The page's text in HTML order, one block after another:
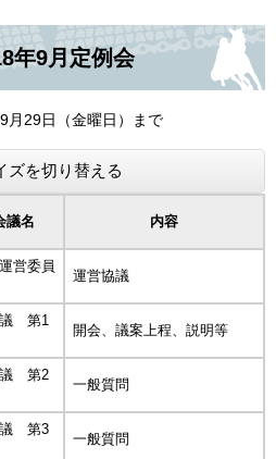
年9月定例会
月29日（金曜日）まで
ズを切り替える
議名 内容
営委員
運営協議
第1
開会、議案上程、説明等
第2
一般質問
第3
一般質問